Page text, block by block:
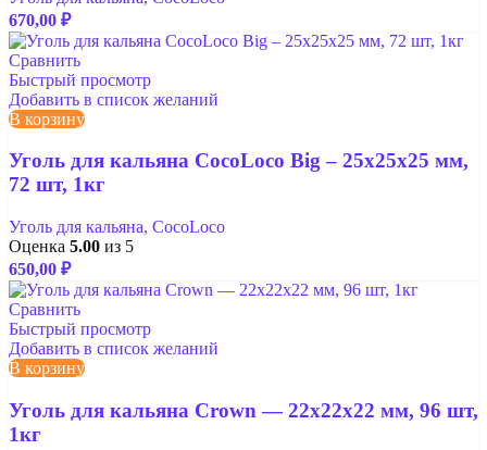
670,00 ₽
Сравнить
Быстрый просмотр
Добавить в список желаний
В корзину
Уголь для кальяна CocoLoco Big – 25x25x25 мм,
72 шт, 1кг
Уголь для кальяна, CocoLoco
Оценка 5.00 из 5
650,00 ₽
Сравнить
Быстрый просмотр
Добавить в список желаний
В корзину
Уголь для кальяна Crown — 22x22x22 мм, 96 шт,
1кг